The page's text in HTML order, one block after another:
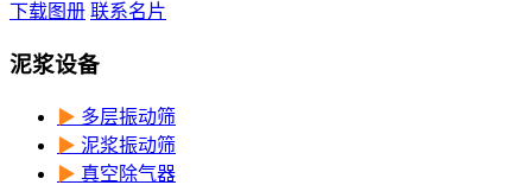
下载图册 联系名片
泥浆设备
▶ 多层振动筛
▶ 泥浆振动筛
▶ 真空除气器